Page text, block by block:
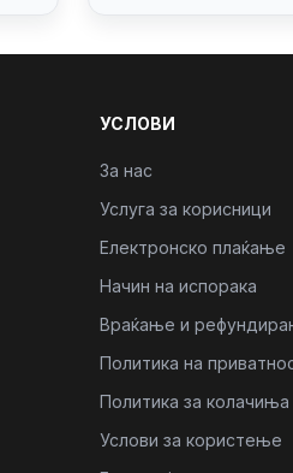
УСЛОВИ
За нас
Услуга за корисници
Електронско плаќање
Начин на испорака
Враќање и
Политика на
Политика за колачиња
Услови за користење